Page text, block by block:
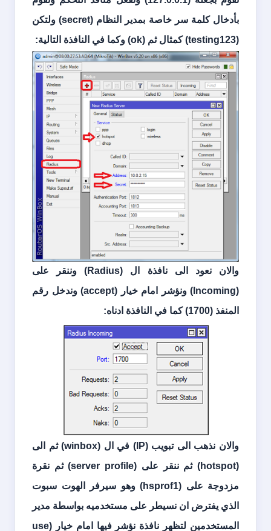
بأدخال كلمة سر خاصة بمدير النظام (secret) ولتكن
(
testing123) كمثال ثم (ok) وكما في النافذة التالية:
والان نعود الى نافذة ال (Radius) وننقر على
(
Incoming ) ونؤشر امام خيار (accept) وندخل رقم
المنفذ (1700) كما في النافذة ادناه:
والان نذهب الى تبويب (IP) في ال (winbox) ثم الى
(
hotspot) ثم ننقر على (server profile) ثم نقرة
مزدوجة على (hsprof1) وهو سيرفر الهوت سبوت
الذي يفترض ان نسيطر على مستخدميه بواسطة مدير
المستخدمين لتظهر نافذة نؤشر فيها امام خيار (use